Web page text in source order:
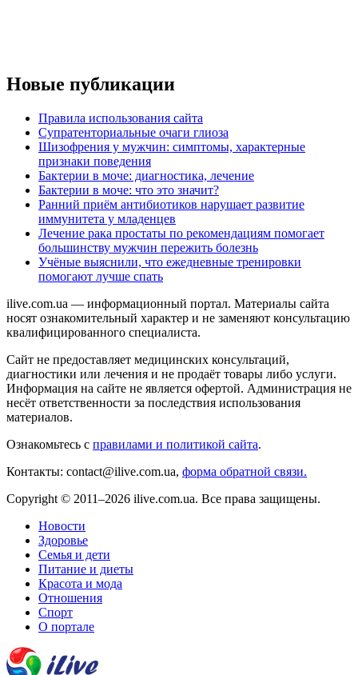
Новые публикации
Правила использования сайта
Супратенториальные очаги глиоза
Шизофрения у мужчин: симптомы, характерные
признаки поведения
Бактерии в моче: диагностика, лечение
Бактерии в моче: что это значит?
Ранний приём антибиотиков нарушает развитие
иммунитета у младенцев
Лечение рака простаты по рекомендациям помогает
большинству мужчин пережить болезнь
Учёные выяснили, что ежедневные тренировки
помогают лучше спать
ilive.com.ua — информационный портал. Материалы сайта
носят ознакомительный характер и не заменяют консультацию
квалифицированного специалиста.
Сайт не предоставляет медицинских консультаций,
диагностики или лечения и не продаёт товары либо услуги.
Информация на сайте не является офертой. Администрация не
несёт ответственности за последствия использования
материалов.
Ознакомьтесь с правилами и политикой сайта.
Контакты: contact@ilive.com.ua, форма обратной связи.
Copyright © 2011–2026 ilive.com.ua. Все права защищены.
Новости
Здоровье
Семья и дети
Питание и диеты
Красота и мода
Отношения
Спорт
О портале